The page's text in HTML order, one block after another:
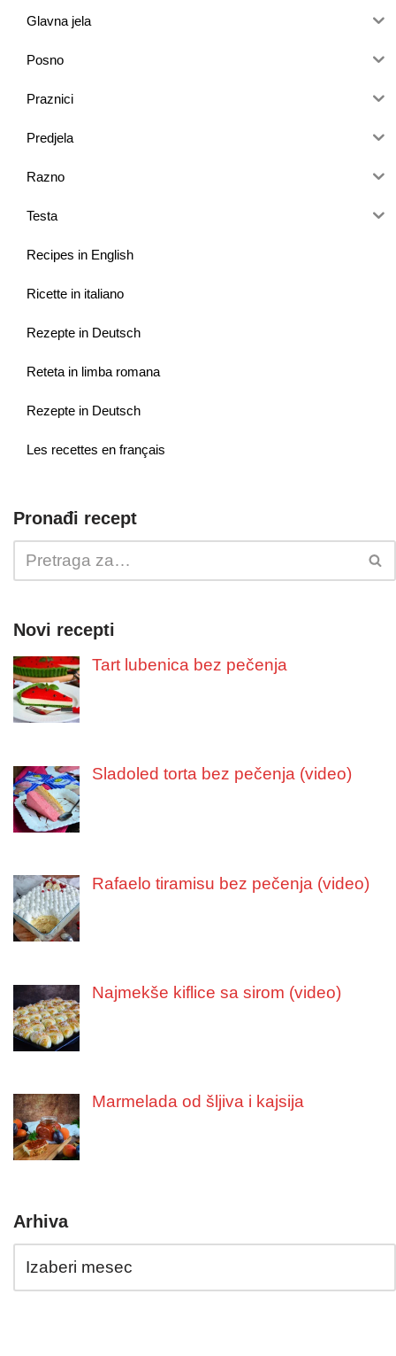
Glavna jela
Posno
Praznici
Predjela
Razno
Testa
Recipes in English
Ricette in italiano
Rezepte in Deutsch
Reteta in limba romana
Rezepte in Deutsch
Les recettes en français
Pronađi recept
Novi recepti
Tart lubenica bez pečenja
Sladoled torta bez pečenja (video)
Rafaelo tiramisu bez pečenja (video)
Najmekše kiflice sa sirom (video)
Marmelada od šljiva i kajsija
Arhiva